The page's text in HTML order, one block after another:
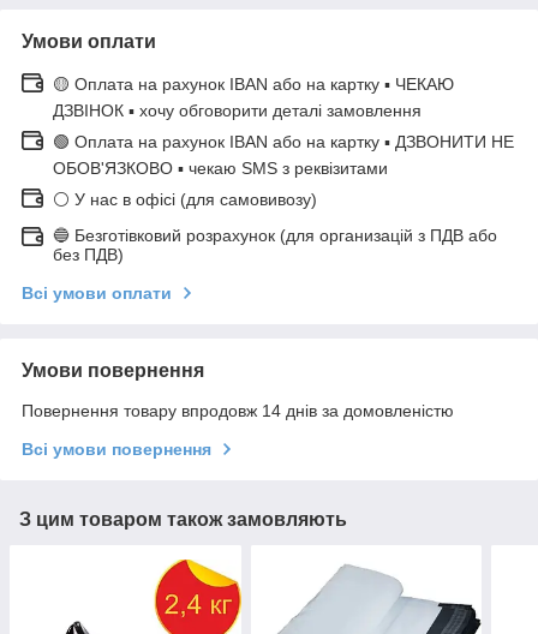
Умови оплати
🟡 Оплата на рахунок IBAN або на картку ▪ ЧЕКАЮ
ДЗВІНОК ▪ хочу обговорити деталі замовлення
🟢 Оплата на рахунок IBAN або на картку ▪ ДЗВОНИТИ НЕ
ОБОВ'ЯЗКОВО ▪ чекаю SMS з реквізитами
⚪ У нас в офісі (для самовивозу)
🔵 Безготівковий розрахунок (для организацій з ПДВ або
без ПДВ)
Всі умови оплати
Умови повернення
Повернення товару впродовж 14 днів за домовленістю
Всі умови повернення
З цим товаром також замовляють